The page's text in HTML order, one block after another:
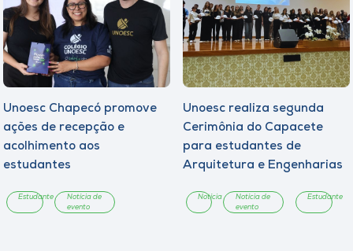
Unoesc Chapecó promove
ações de recepção e
acolhimento aos
estudantes
Estudante
Notícia de
evento
Unoesc realiza segunda
Cerimônia do Capacete
para estudantes de
Arquitetura e Engenharias
Notícia
Notícia de
evento
Estudante